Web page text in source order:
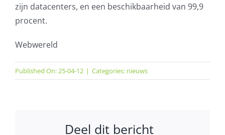
zijn datacenters, en een beschikbaarheid van 99,9
procent.
Webwereld
Published On: 25-04-12 | Categories: nieuws
Deel dit bericht